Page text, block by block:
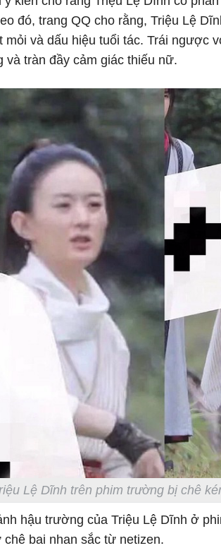
đó, trang QQ cho rằng, Triệu Lệ
mỏi và dấu hiệu tuổi tác. Trái ngược
và tràn đầy cảm giác thiếu nữ.
Lệ Dĩnh trên phim trường bị chê
hậu trường của Triệu Lệ Dĩnh ở
bai nhan sắc từ netizen.